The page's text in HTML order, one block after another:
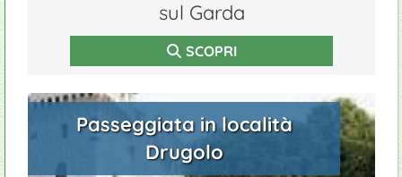
sul Garda
SCOPRI
Passeggiata in località
Drugolo